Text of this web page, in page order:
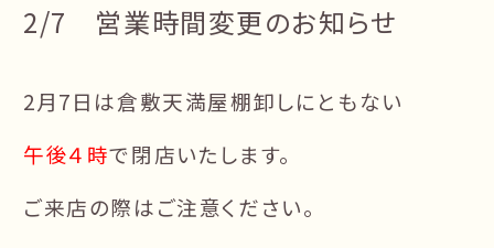
2/7 営業時間変更のお知らせ
2月7日は倉敷天満屋棚卸しにともない
午後４時で閉店いたします。
ご来店の際はご注意ください。